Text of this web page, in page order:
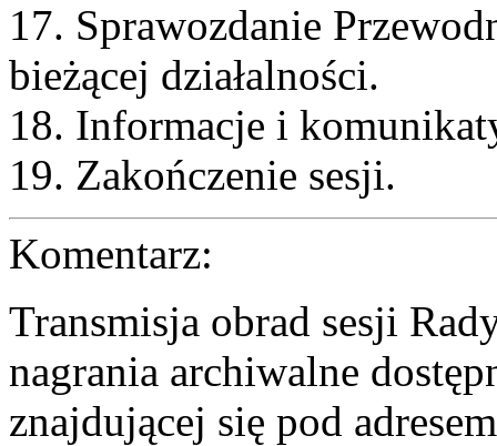
17. Sprawozdanie
bieżącej działalności.
18. Informacje i
19. Zakończenie sesji.
Komentarz:
Transmisja obrad sesji
nagrania archiwalne
znajdującej się pod